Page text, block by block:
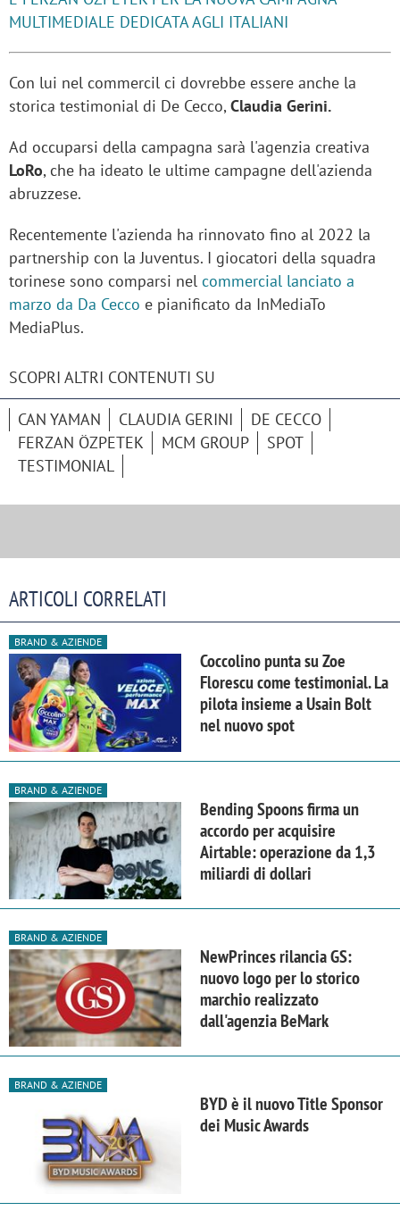
MULTIMEDIALE DEDICATA AGLI ITALIANI
Con lui nel commercil ci dovrebbe essere anche la
storica testimonial di De Cecco,Claudia Gerini.
Ad occuparsi della campagna sarà l'agenzia creativa
LoRo, che ha ideato le ultime campagne dell'azienda
abruzzese.
Recentemente l'azienda ha rinnovato fino al 2022 la
partnership con la Juventus. I giocatori della squadra
torinese sono comparsi nel commercial lanciato a
marzo da Da Cecco e pianificato da InMediaTo
MediaPlus.
SCOPRI ALTRI CONTENUTI SU
CAN YAMAN CLAUDIA GERINI
DE CECCO
FERZAN ÖZPETEK
MCM GROUP
SPOT
TESTIMONIAL
ARTICOLI CORRELATI
BRAND & AZIENDE
Coccolino punta su Zoe
Florescu come testimonial. La
pilota insieme a Usain Bolt
nel nuovo spot
BRAND & AZIENDE
Bending Spoons firma un
accordo per acquisire
Airtable: operazione da 1,3
miliardi di dollari
BRAND & AZIENDE
NewPrinces rilancia GS:
nuovo logo per lo storico
marchio realizzato
dall'agenzia BeMark
BRAND & AZIENDE
BYD è il nuovo Title Sponsor
dei Music Awards